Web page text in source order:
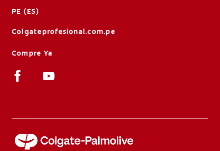
PE (ES)
Colgateprofesional.com.pe
Compre Ya